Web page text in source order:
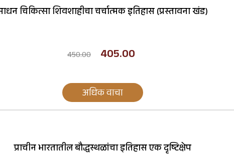
चिकित्सा शिवशाहीचा चर्चात्मक इतिहास (प्रस्तावना खंड)
450.00 405.00
अधिक वाचा
प्राचीन भारतातील बौद्धस्थळांचा इतिहास एक दृष्टिक्षेप